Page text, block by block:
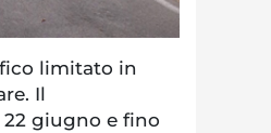
limitato in
Il
giugno e fino